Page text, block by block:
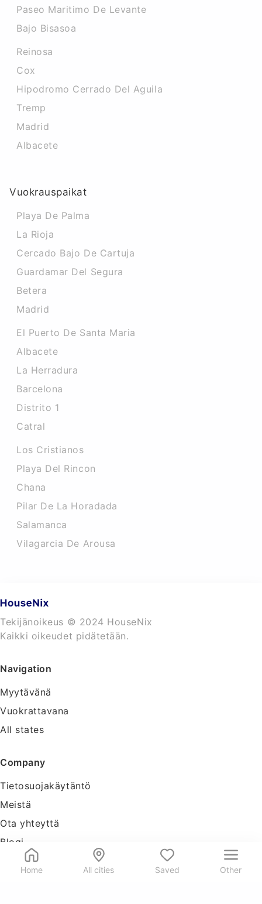
Home All cities Saved Other
Paseo Maritimo De Levante
Bajo Bisasoa
Reinosa
Cox
Hipodromo Cerrado Del Aguila
Tremp
Madrid
Albacete
Vuokrauspaikat
Playa De Palma
La Rioja
Cercado Bajo De Cartuja
Guardamar Del Segura
Betera
Madrid
El Puerto De Santa Maria
Albacete
La Herradura
Barcelona
Distrito 1
Catral
Los Cristianos
Playa Del Rincon
Chana
Pilar De La Horadada
Salamanca
Vilagarcia De Arousa
Tekijänoikeus © 2024 HouseNix
Kaikki oikeudet pidätetään.
Navigation
Myytävänä
Vuokrattavana
All states
Company
Tietosuojakäytäntö
Meistä
Ota yhteyttä
Blogi
Tools